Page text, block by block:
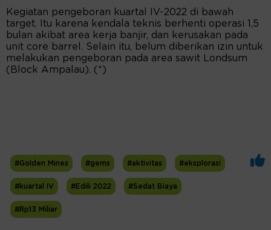
Kegiatan pengeboran kuartal IV-2022 di bawah
target. Itu karena kendala teknis berhenti operasi 1,5
bulan akibat area kerja banjir, dan kerusakan pada
unit core barrel. Selain itu, belum diberikan izin untuk
melakukan pengeboran pada area sawit Londsum
(Block Ampalau). (*)
#Golden Mines #gems #aktivitas #eksplorasi
#kuartal IV #Edili 2022 #Sedat Biaya
#Rp13 Miliar